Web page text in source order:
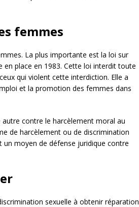
femmes
La plus importante est la loi sur
en place en 1983. Cette loi interdit toute
qui violent cette interdiction. Elle a
et la promotion des femmes dans
contre le harcèlement moral au
de harcèlement ou de discrimination
un moyen de défense juridique contre
sexuelle à obtenir réparation